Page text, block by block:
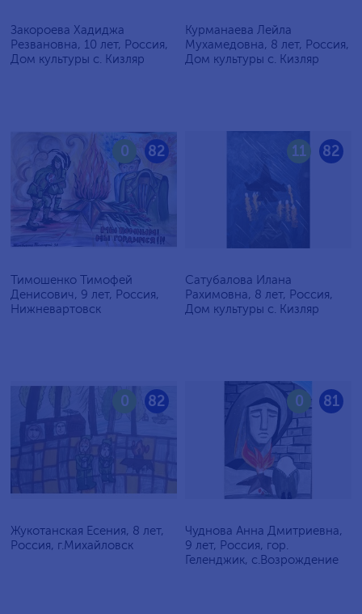
Закороева Хадиджа
Резвановна, 10 лет, Россия,
Дом культуры с. Кизляр
Курманаева Лейла
Мухамедовна, 8 лет, Россия,
Дом культуры с. Кизляр
82
0
Тимошенко Тимофей
Денисович, 9 лет, Россия,
Нижневартовск
82
11
Сатубалова Илана
Рахимовна, 8 лет, Россия,
Дом культуры с. Кизляр
82
0
Жукотанская Есения, 8 лет,
Россия, г.Михайловск
81
0
Чуднова Анна Дмитриевна,
9 лет, Россия, гор.
Геленджик, с.Возрождение